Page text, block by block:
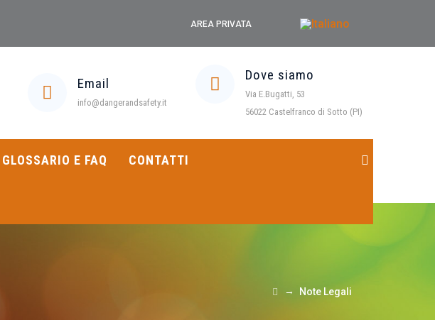
AREA PRIVATA
Email
info@dangerandsafety.it
Dove siamo
Via E.Bugatti, 53
56022 Castelfranco di Sotto (PI)
GLOSSARIO E FAQ CONTATTI
→ Note Legali